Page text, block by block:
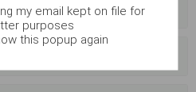
my email kept on file for
purposes
this popup again